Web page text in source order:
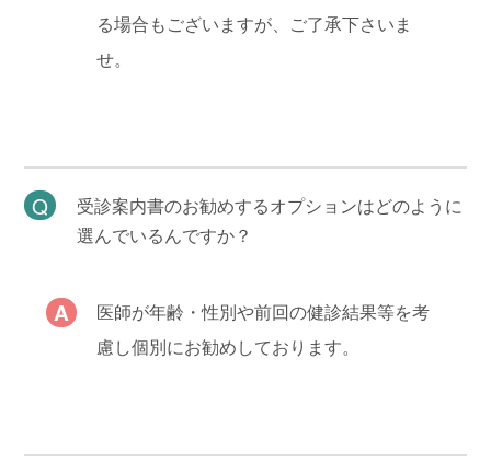
る場合もございますが、ご了承下さいま
せ。
受診案内書のお勧めするオプションはどのように
選んでいるんですか？
医師が年齢・性別や前回の健診結果等を考
慮し個別にお勧めしております。